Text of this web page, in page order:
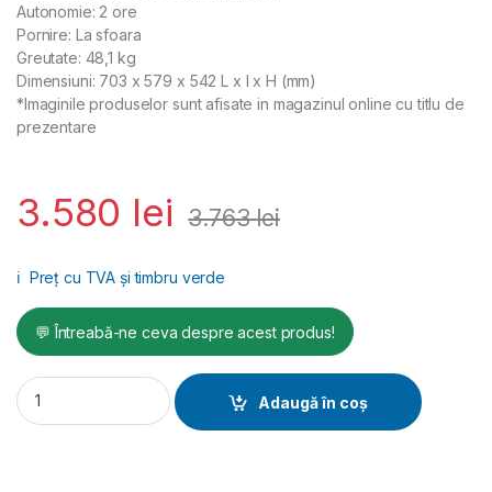
Autonomie: 2 ore
Pornire: La sfoara
Greutate: 48,1 kg
Dimensiuni: 703 x 579 x 542 L x l x H (mm)
*Imaginile produselor sunt afisate in magazinul online cu titlu de
prezentare
3.580 lei 3.763lei
ℹ️ Preț cu TVA și timbru verde
💬 Întreabă-ne ceva despre acest produs!
Motopompa ape murdare Koshin KTZ-50X-BAE motor
Adaugă în coș